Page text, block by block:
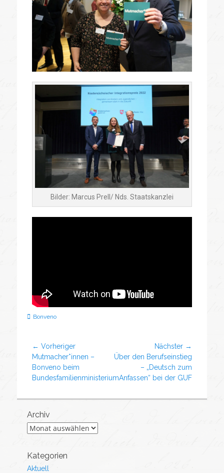
Bilder: Marcus Prell/ Nds. Staatskanzlei
Bonveno
← Vorheriger
Mutmacher*innen –
Bonveno beim
Bundesfamilienministerium
Nächster →
Über den Berufseinstieg
– „Deutsch zum
Anfassen“ bei der GUF
Archiv
Kategorien
Aktuell